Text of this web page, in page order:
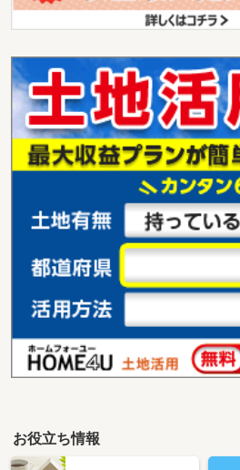
価 格
2,380万円
住 所
北海道札幌
用途地域 １種中高
土地面積 163.69m²
北海道北見市常盤町４丁目
価 格
490万円
住 所
北海道北見
用途地域 ２種住居
北海道北見市中央三輪３丁目
430万円
住 所
北海道北見
北海道札幌市手稲区曙八条１
お役立ち情報